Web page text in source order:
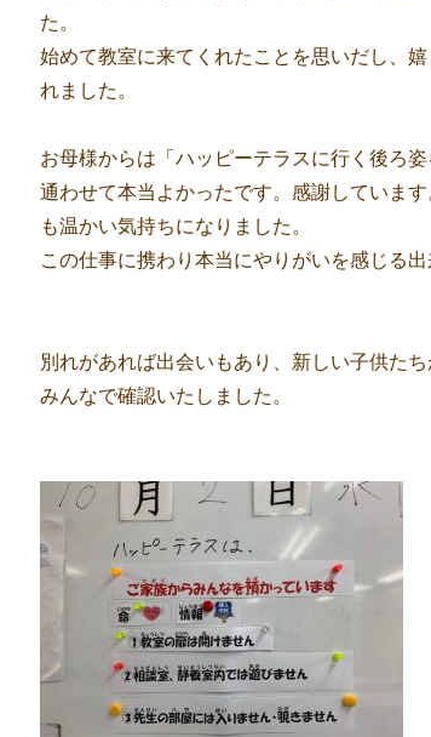
た。
始めて教室に来てくれたことを思いだし、
れました。
お母様からは「ハッピーテラスに行く後ろ
通わせて本当よかったです。感謝していま
も温かい気持ちになりました。
この仕事に携わり本当にやりがいを感じる出
別れがあれば出会いもあり、新しい子供た
みんなで確認いたしました。